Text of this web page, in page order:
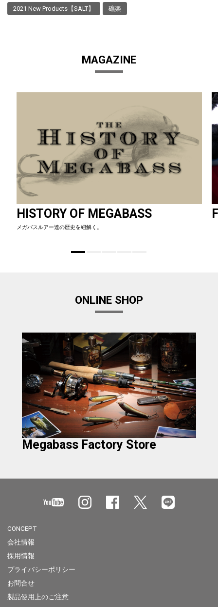
2021 New Products【SALT】 礁楽
MAGAZINE
HISTORY OF MEGABASS
メガバスルアー達の歴史を紐解く。
ONLINE SHOP
Megabass Factory Store
CONCEPT
会社情報
採用情報
プライバシーポリシー
お問合せ
製品使用上のご注意